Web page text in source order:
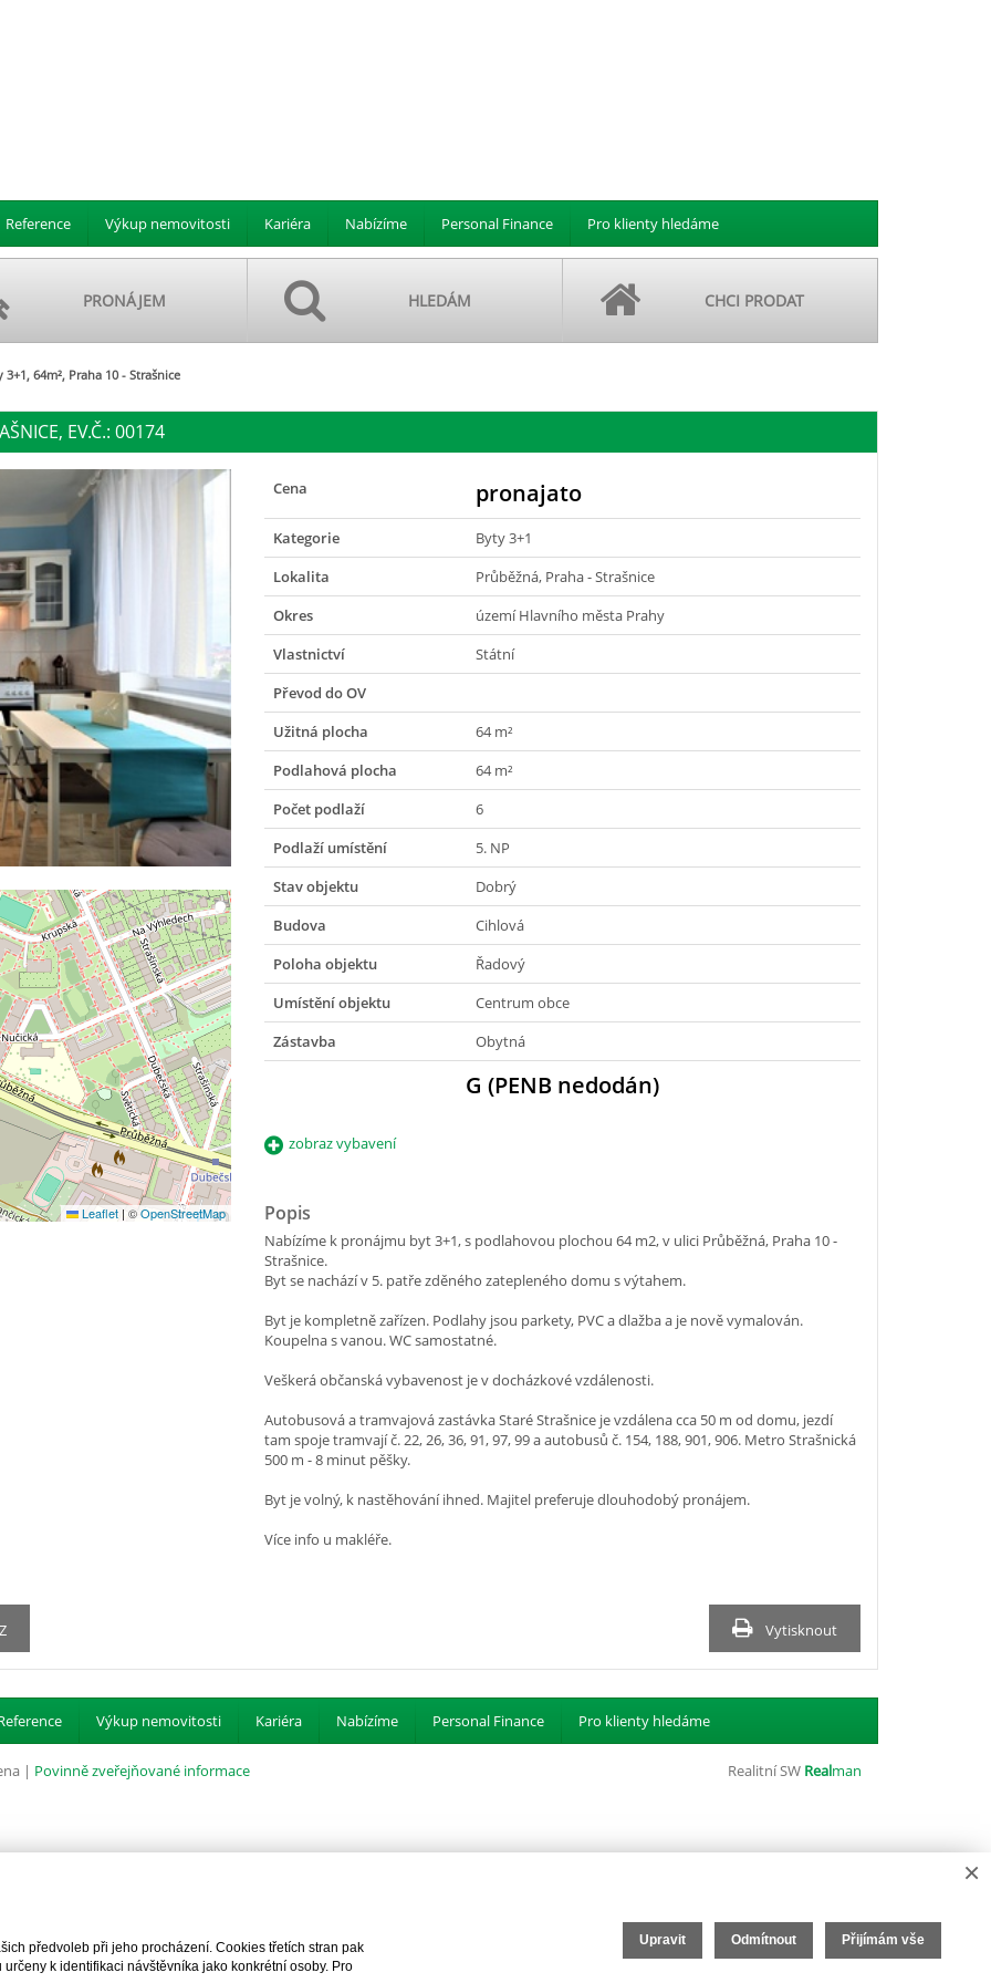
Reference Výkup nemovitosti Kariéra Nabízíme Personal Finance Pro klienty hledáme
PRONÁJEM HLEDÁM CHCI PRODAT
64m², Praha 10 - Strašnice
EV.Č.: 00174
Leaflet | ©OpenStreetMap
Cena pronajato
Kategorie
Byty 3+1
Lokalita
Průběžná, Praha - Strašnice
Okres
území Hlavního města Prahy
Vlastnictví
Státní
Převod do OV
Užitná plocha
64 m²
Podlahová plocha
64 m²
Počet podlaží
6
Podlaží umístění
5. NP
Stav objektu
Dobrý
Budova
Cihlová
Poloha objektu
Řadový
Umístění objektu
Centrum obce
Zástavba
Obytná
G (PENB nedodán)
zobraz vybavení
Popis
Nabízíme k pronájmu byt 3+1, s podlahovou plochou 64 m2, v ulici Průběžná, Praha 10 -
Strašnice.
Byt se nachází v 5. patře zděného zatepleného domu s výtahem.
Byt je kompletně zařízen. Podlahy jsou parkety, PVC a dlažba a je nově vymalován.
Koupelna s vanou. WC samostatné.
Veškerá občanská vybavenost je v docházkové vzdálenosti.
Autobusová a tramvajová zastávka Staré Strašnice je vzdálena cca 50 m od domu, jezdí
tam spoje tramvají č. 22, 26, 36, 91, 97, 99 a autobusů č. 154, 188, 901, 906. Metro Strašnická
500 m - 8 minut pěšky.
Byt je volný, k nastěhování ihned. Majitel preferuje dlouhodobý pronájem.
Více info u makléře.
Vytisknout
Výkup nemovitosti Kariéra Nabízíme Personal Finance Pro klienty hledáme
| Povinně zveřejňované informace Realitní SW Realman
×
předvoleb při jeho procházení. Cookies třetích stran pak
k identifikaci návštěvníka jako konkrétní osoby. Pro
Upravit Odmítnout Přijímám vše